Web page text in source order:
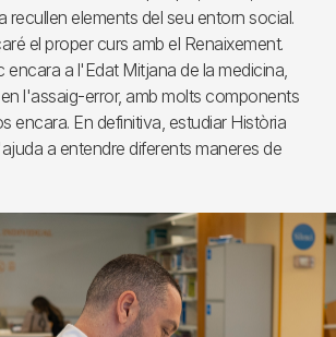
recullen elements del seu entorn social.
el proper curs amb el Renaixement.
encara a l'Edat Mitjana de la medicina,
l'assaig-error, amb molts components
encara. En definitiva, estudiar Història
a entendre diferents maneres de